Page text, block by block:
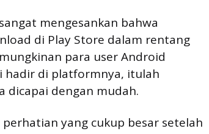
mengesankan bahwa
di Play Store dalam rentang
para user Android
hadir di platformnya, itulah
dicapai dengan mudah.
yang cukup besar setelah